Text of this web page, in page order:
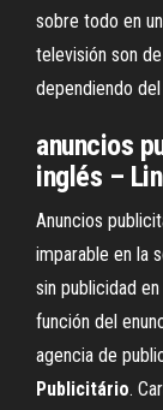
sobre todo en
televisión son
dependiendo
anuncios
inglés –
Anuncios
imparable en la
sin publicidad
función del
agencia de
Publicitário.